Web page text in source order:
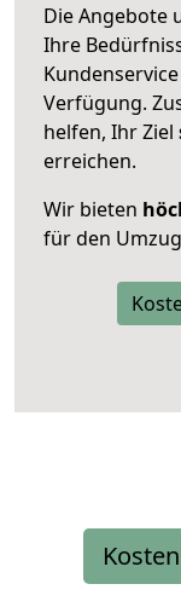
Die Angebote
Ihre
Verfügung.
helfen, Ihr Ziel
erreichen.
Wir bieten
für den